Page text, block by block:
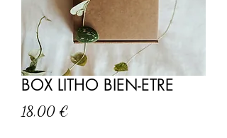
BOX LITHO BIEN-ETRE
18,00 €